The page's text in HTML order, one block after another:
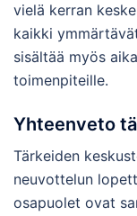
vielä kerran
kaikki
sisältää myös
toimenpiteille.
Yhteenveto
Tärkeiden
neuvottelun
osapuolet ovat